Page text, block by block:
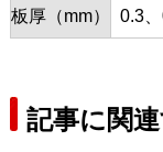
板厚（mm） 0.3
記事に関